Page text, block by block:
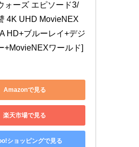
ォーズ エピソード3/
4K UHD MovieNEX
HD+ブルーレイ+デジ
+MovieNEXワールド]
Amazonで見る
楽天市場で見る
ショッピングで見る